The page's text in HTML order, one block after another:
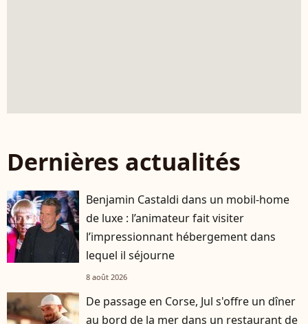
Dernières actualités
Benjamin Castaldi dans un mobil-home
de luxe : l’animateur fait visiter
l’impressionnant hébergement dans
lequel il séjourne
8 août 2026
De passage en Corse, Jul s'offre un dîner
au bord de la mer dans un restaurant de